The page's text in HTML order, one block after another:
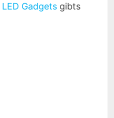
LED Gadgetsgibts